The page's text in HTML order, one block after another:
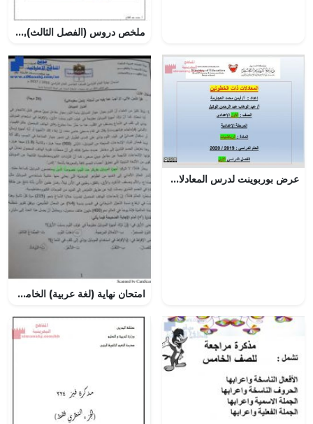
ملخص دروس (الفصل الثالث), (تربية اسلامية) الحادي عشر العام
عرض بوربوينت لدرس المعادلات ذات الخطوتين
امتحان نهاية (لغة عربية) الخامس